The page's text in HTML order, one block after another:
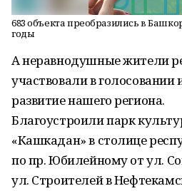
683 объекта преобразились в
годы
А неравнодушные жители
участвовали в голосовании
развитие нашего региона.
Благоустроили парк
«Кашкадан» в столице
по пр. Юбилейному от ул.
ул. Строителей в